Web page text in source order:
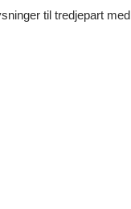
til tredjepart med